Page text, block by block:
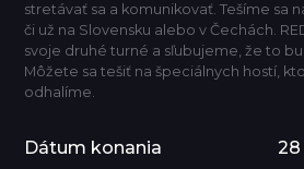
stretávať sa a komunikovať. Tešíme sa
či už na Slovensku alebo v Čechách.
svoje druhé turné a sľubujeme, že to
Môžete sa tešiť na špeciálnych hostí,
odhalíme.
Dátum konania 28